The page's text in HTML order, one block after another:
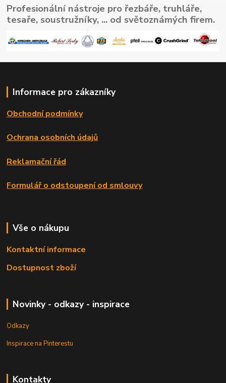
Profesionální nástroje pro řezbáře, truhláře,
tesaře, soustružníky, ... od světoznámých firem.
Informace pro zákazníky
Obchodní podmínky
Ochrana osobních údajů
Reklamační řád
Formulář o odstoupení od smlouvy
Vše o nákupu
Kontaktní informace
Dostupnost zboží
Novinky - odkazy - inspirace
Odkazy
Inspirace na Pinterestu
Kontakty